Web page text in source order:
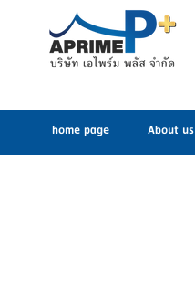
home page About us